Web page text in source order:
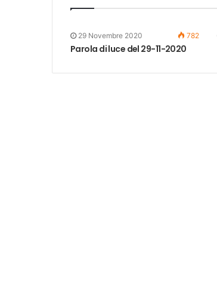
29 Novembre 2020 782
Parola di luce del 29-11-2020